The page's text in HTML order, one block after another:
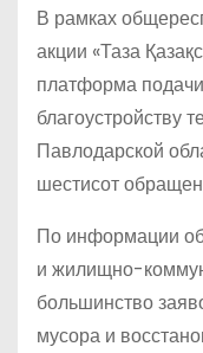
В рамках
акции «Таза
платформа
благоустройству
Павлодарской
шестисот
По информации
и жилищно-
большинство
мусора и